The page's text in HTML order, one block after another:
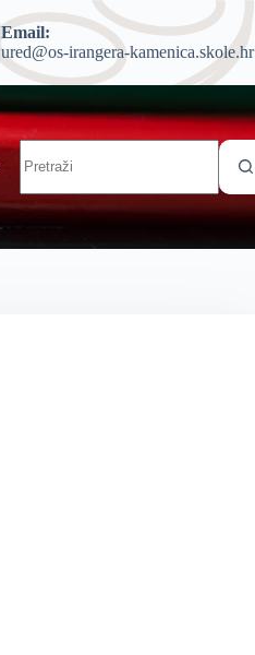
Email:
ured@os-irangera-kamenica.skole.hr